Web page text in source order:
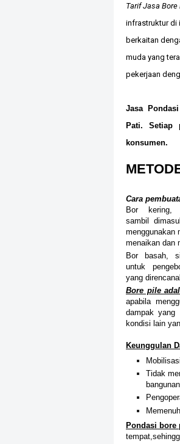
Tarif Jasa Bore
infrastruktur di
berkaitan
muda yang
pekerjaan
Jasa
Pati.
Setiap
konsumen.
Cara
Bor kering,
sambil
menggunakan
menaikan dan
Bor basah,
untuk
yang
Bore pile
apabila
dampak yang
kondisi lain
Keunggulan
Tidak
Pondasi bore